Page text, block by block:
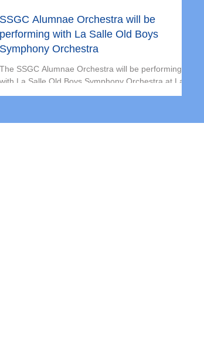
SSGC Alumnae Orchestra will be
performing with La Salle Old Boys
Symphony Orchestra
The SSGC Alumnae Orchestra will be performing
with La Salle Old Boys Symphony Orchestra at La